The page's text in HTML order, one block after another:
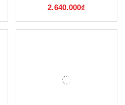
2.640.000₫